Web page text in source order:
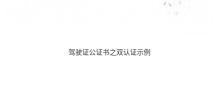
驾驶证公证书之双认证示例